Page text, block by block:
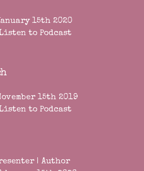
15th 2020
to Podcast
15th 2019
to Podcast
| Author